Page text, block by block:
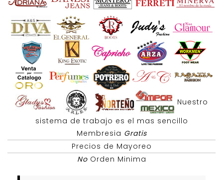
Nuestro
sistema de trabajo es el mas sencillo
Membresia Gratis
Precios de Mayoreo
NoOrden Minima